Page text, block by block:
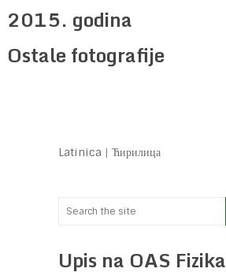
2015. godina
Ostale fotografije
Latinica | Ћирилица
Upis na OAS Fizika